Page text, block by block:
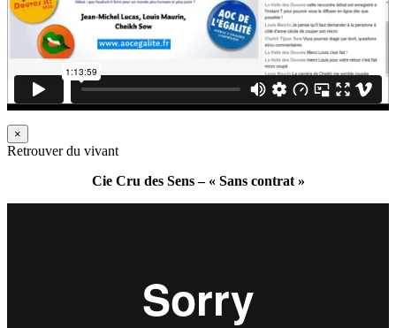
×
Retrouver du vivant
Cie Cru des Sens – « Sans contrat »